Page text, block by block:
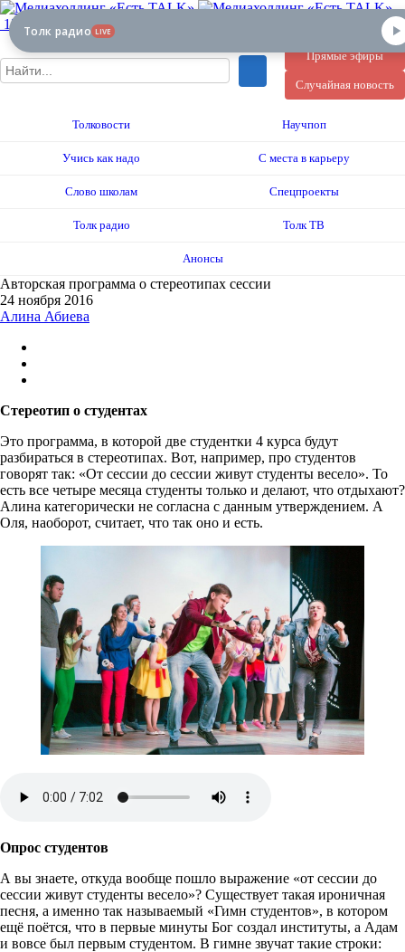
12+
Прямые эфиры
Случайная новость
Толковости Научпоп
Учись как надо С места в карьеру
Слово школам Спецпроекты
Толк радио Толк ТВ
Анонсы
Авторская программа о стереотипах сессии
24 ноября 2016
Алина Абиева
Стереотип о студентах
Это программа, в которой две студентки 4 курса будут
разбираться в стереотипах. Вот, например, про студентов
говорят так: «От сессии до сессии живут студенты весело». То
есть все четыре месяца студенты только и делают, что отдыхают?
Алина категорически не согласна с данным утверждением. А
Оля, наоборот, считает, что так оно и есть.
Опрос студентов
А вы знаете, откуда вообще пошло выражение «от сессии до
сессии живут студенты весело»? Существует такая ироничная
песня, а именно так называемый «Гимн студентов», в котором
ещё поётся, что в первые минуты Бог создал институты, а Адам
и вовсе был первым студентом. В гимне звучат такие строки:
Толк радио LIVE